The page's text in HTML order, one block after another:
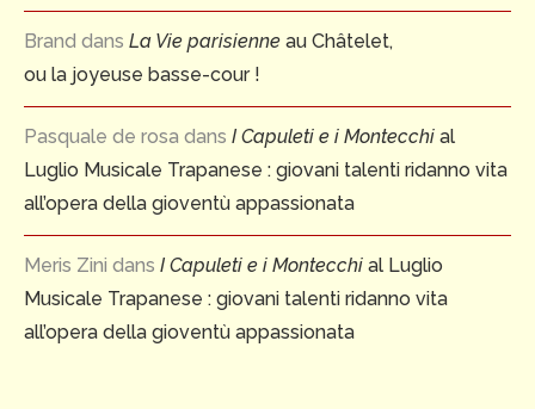
Brand dans La Vie parisienne au Châtelet,
ou la joyeuse basse-cour !
Pasquale de rosa dans I Capuleti e i Montecchi al
Luglio Musicale Trapanese : giovani talenti ridanno vita
all’opera della gioventù appassionata
Meris Zini dans I Capuleti e i Montecchi al Luglio
Musicale Trapanese : giovani talenti ridanno vita
all’opera della gioventù appassionata